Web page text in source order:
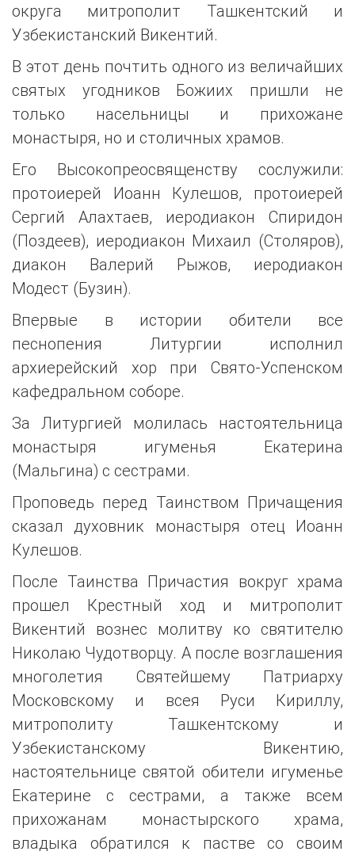
округа митрополит Ташкентский и
Узбекистанский Викентий.
В этот день почтить одного из величайших
святых угодников Божиих пришли не
только насельницы и прихожане
монастыря, но и столичных храмов.
Его Высокопреосвященству сослужили:
протоиерей Иоанн Кулешов, протоиерей
Сергий Алахтаев, иеродиакон Спиридон
(Поздеев), иеродиакон Михаил (Столяров),
диакон Валерий Рыжов, иеродиакон
Модест (Бузин).
Впервые в истории обители все
песнопения Литургии исполнил
архиерейский хор при Свято-Успенском
кафедральном соборе.
За Литургией молилась настоятельница
монастыря игуменья Екатерина
(Мальгина) с сестрами.
Проповедь перед Таинством Причащения
сказал духовник монастыря отец Иоанн
Кулешов.
После Таинства Причастия вокруг храма
прошел Крестный ход и митрополит
Викентий вознес молитву ко святителю
Николаю Чудотворцу. А после возглашения
многолетия Святейшему Патриарху
Московскому и всея Руси Кириллу,
митрополиту Ташкентскому и
Узбекистанскому Викентию,
настоятельнице святой обители игуменье
Екатерине с сестрами, а также всем
прихожанам монастырского храма,
владыка обратился к пастве со своим